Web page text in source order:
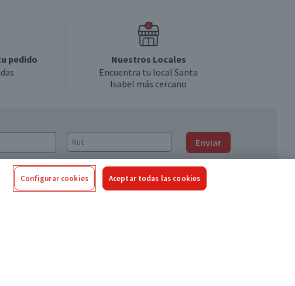
pedido
Nuestros Locales
Encuentra tu local Santa
Isabel más cercano
Enviar
Configurar cookies Aceptar todas las cookies